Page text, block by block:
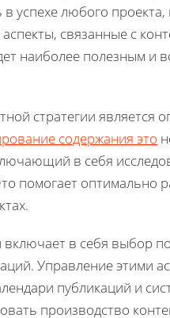
успехе любого
связанные с
наиболее полезным и
стратегии является
содержания это
в себя
помогает оптимально
в себя выбор
Управление этими
публикаций и
производство